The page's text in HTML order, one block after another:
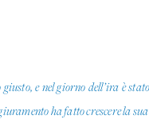
e nel giorno dell’ira è
ha fatto crescere la